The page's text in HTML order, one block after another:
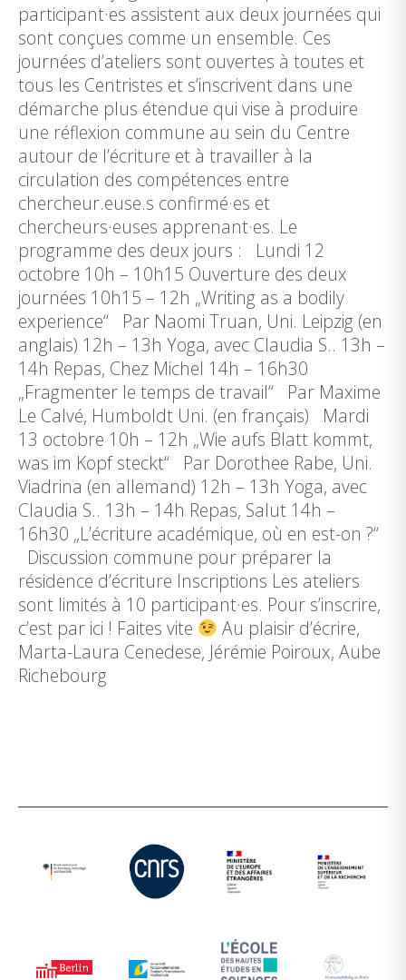
participant·es assistent aux deux journées qui
sont conçues comme un ensemble. Ces
journées d’ateliers sont ouvertes à toutes et
tous les Centristes et s’inscrivent dans une
démarche plus étendue qui vise à produire
une réflexion commune au sein du Centre
autour de l’écriture et à travailler à la
circulation des compétences entre
chercheur.euse.s confirmé·es et
chercheurs·euses apprenant·es. Le
programme des deux jours : Lundi 12
octobre 10h – 10h15 Ouverture des deux
journées 10h15 – 12h „Writing as a bodily
experience“ Par Naomi Truan, Uni. Leipzig (en
anglais) 12h – 13h Yoga, avec Claudia S.. 13h –
14h Repas, Chez Michel 14h – 16h30
„Fragmenter le temps de travail“ Par Maxime
Le Calvé, Humboldt Uni. (en français) Mardi
13 octobre 10h – 12h „Wie aufs Blatt kommt,
was im Kopf steckt“ Par Dorothee Rabe, Uni.
Viadrina (en allemand) 12h – 13h Yoga, avec
Claudia S.. 13h – 14h Repas, Salut 14h –
16h30 „L’écriture académique, où en est-on ?“
Discussion commune pour préparer la
résidence d’écriture Inscriptions Les ateliers
sont limités à 10 participant·es. Pour s’inscrire,
c’est par ici ! Faites vite
Au plaisir d’écrire,
Marta-Laura Cenedese, Jérémie Poiroux, Aube
Richebourg